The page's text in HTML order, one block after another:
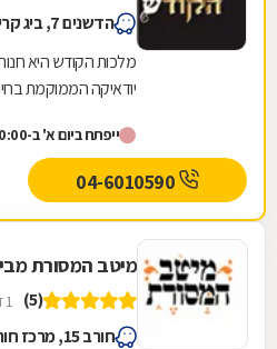
הדשנים 7, ביג קריות
מלכות הקודש היא
יודאיקה הממוקמת
תורה,...
ייפתח ביום א' ב-10:00
מיטב המסורת
(5) 1 דירוגים
חורב 15, מרכז חורב חיפה